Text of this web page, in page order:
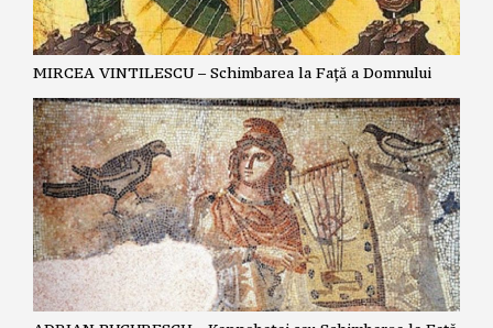
MIRCEA VINTILESCU – Schimbarea la Față a Domnului